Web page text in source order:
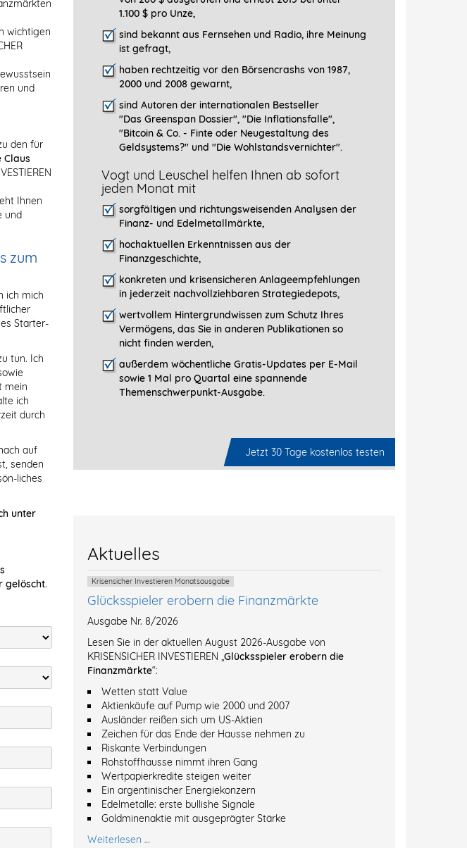
wichtigen
und
den für
Claus
Ihnen
und
zum
ich mich
Starter-
tun. Ich
mein
ich
durch
auf
senden
liches
unter
gelöscht.
1.100 $ pro Unze,
sind bekannt aus Fernsehen und Radio, ihre Meinung
ist gefragt,
haben rechtzeitig vor den Börsencrashs von 1987,
2000 und 2008 gewarnt,
sind Autoren der internationalen Bestseller
"Das Greenspan Dossier", "Die Inflationsfalle",
"Bitcoin & Co. - Finte oder Neugestaltung des
Geldsystems?" und "Die Wohlstandsvernichter".
Vogt und Leuschel helfen Ihnen ab sofort
jeden Monat mit
sorgfältigen und richtungsweisenden Analysen der
Finanz- und Edelmetallmärkte,
hochaktuellen Erkenntnissen aus der
Finanzgeschichte,
konkreten und krisensicheren Anlageempfehlungen
in jederzeit nachvollziehbaren Strategiedepots,
wertvollem Hintergrundwissen zum Schutz Ihres
Vermögens, das Sie in anderen Publikationen so
nicht finden werden,
außerdem wöchentliche Gratis-Updates per E-Mail
sowie 1 Mal pro Quartal eine spannende
Themenschwerpunkt-­Ausgabe.
Jetzt 30 Tage kostenlos testen
Aktuelles
Krisensicher Investieren Monatsausgabe
Glücksspieler erobern die Finanzmärkte
Ausgabe Nr. 8/2026
Lesen Sie in der aktuellen August 2026-Ausgabe von
KRISENSICHER INVESTIEREN „Glücksspieler erobern die
Finanzmärkte“:
Wetten statt Value
Aktienkäufe auf Pump wie 2000 und 2007
Ausländer reißen sich um US-Aktien
Zeichen für das Ende der Hausse nehmen zu
Riskante Verbindungen
Rohstoffhausse nimmt ihren Gang
Wertpapierkredite steigen weiter
Ein argentinischer Energiekonzern
Edelmetalle: erste bullishe Signale
Goldminenaktie mit ausgeprägter Stärke
Weiterlesen …